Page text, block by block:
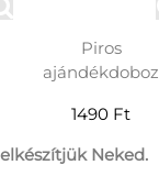
Piros
ajándékdoboz
1490 Ft
Neked.